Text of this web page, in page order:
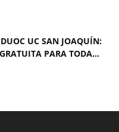
UC SAN JOAQUÍN:
PARA TODA...